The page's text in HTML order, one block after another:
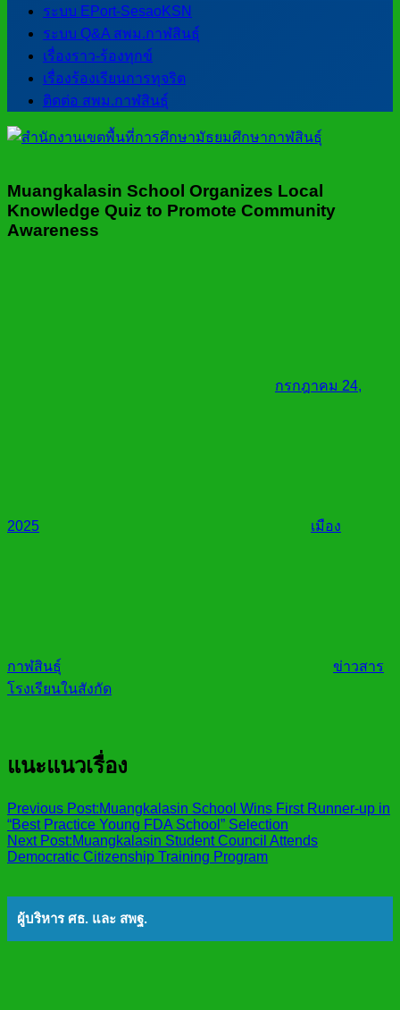
ระบบ EPort-SesaoKSN
ระบบ Q&A สพม.กาฬสินธุ์
เรื่องราว-ร้องทุกข์
เรื่องร้องเรียนการทุจริต
ติดต่อ สพม.กาฬสินธุ์
Muangkalasin School Organizes Local
Knowledge Quiz to Promote Community
Awareness
กรกฎาคม 24,
2025 เมือง
กาฬสินธุ์
ข่าวสาร
โรงเรียนในสังกัด
แนะแนวเรื่อง
Previous Post:Muangkalasin School Wins First Runner-up in
“Best Practice Young FDA School” Selection
Next Post:Muangkalasin Student Council Attends
Democratic Citizenship Training Program
ผู้บริหาร ศธ. และ สพฐ.